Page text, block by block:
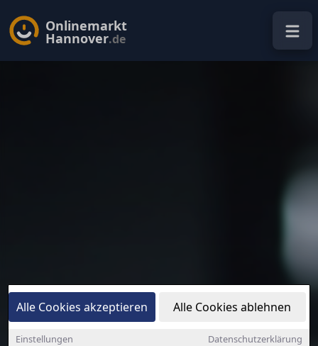
Alle Cookies akzeptieren Alle Cookies ablehnen
Einstellungen Datenschutzerklärung
Onlinemarkt
Hannover.de